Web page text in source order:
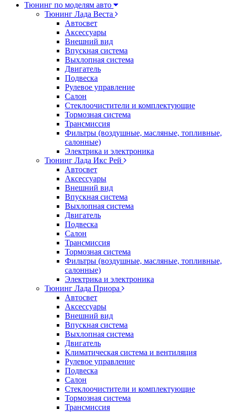
Тюнинг по моделям авто
Тюнинг Лада Веста
Автосвет
Аксессуары
Внешний вид
Впускная система
Выхлопная система
Двигатель
Подвеска
Рулевое управление
Салон
Стеклоочистители и комплектующие
Тормозная система
Трансмиссия
Фильтры (воздушные, масляные, топливные,
салонные)
Электрика и электроника
Тюнинг Лада Икс Рей
Автосвет
Аксессуары
Внешний вид
Впускная система
Выхлопная система
Двигатель
Подвеска
Салон
Трансмиссия
Тормозная система
Фильтры (воздушные, масляные, топливные,
салонные)
Электрика и электроника
Тюнинг Лада Приора
Автосвет
Аксессуары
Внешний вид
Впускная система
Выхлопная система
Двигатель
Климатическая система и вентиляция
Рулевое управление
Подвеска
Салон
Стеклоочистители и комплектующие
Тормозная система
Трансмиссия